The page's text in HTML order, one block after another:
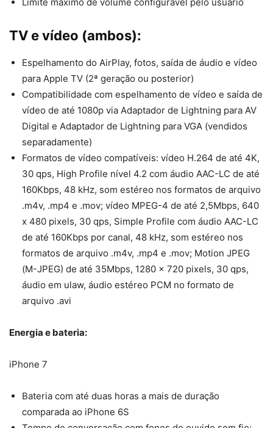
TV e vídeo (ambos):
Espelhamento do AirPlay, fotos, saída de áudio e vídeo
para Apple TV (2ª geração ou posterior)
Compatibilidade com espelhamento de vídeo e saída de
vídeo de até 1080p via Adaptador de Lightning para AV
Digital e Adaptador de Lightning para VGA (vendidos
separadamente)
Formatos de vídeo compatíveis: vídeo H.264 de até 4K,
30 qps, High Profile nível 4.2 com áudio AAC-LC de até
160Kbps, 48 kHz, som estéreo nos formatos de arquivo
.m4v, .mp4 e .mov; vídeo MPEG-4 de até 2,5Mbps, 640
x 480 pixels, 30 qps, Simple Profile com áudio AAC-LC
de até 160Kbps por canal, 48 kHz, som estéreo nos
formatos de arquivo .m4v, .mp4 e .mov; Motion JPEG
(M-JPEG) de até 35Mbps, 1280 x 720 pixels, 30 qps,
áudio em ulaw, áudio estéreo PCM no formato de
arquivo .avi
Energia e bateria:
iPhone 7
Bateria com até duas horas a mais de duração
comparada ao iPhone 6S